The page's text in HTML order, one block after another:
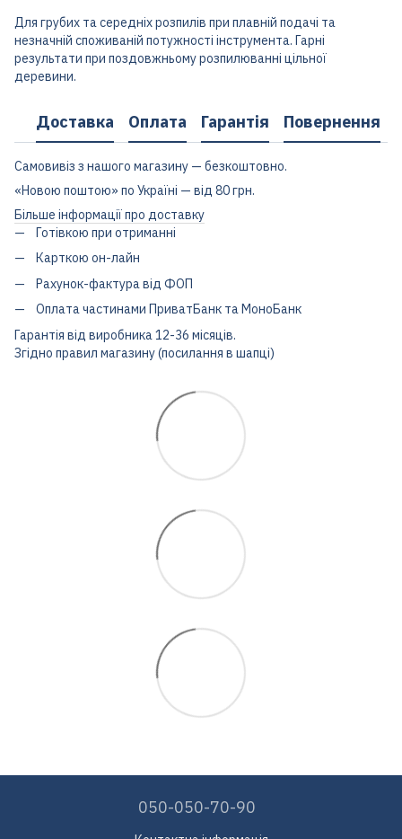
Для грубих та середніх розпилів при плавній подачі та
незначній споживаній потужності інструмента. Гарні
результати при поздовжньому розпилюванні цільної
деревини.
Доставка Оплата Гарантія Повернення
Самовивіз з нашого магазину — безкоштовно.
«Новою поштою» по Україні — від 80 грн.
Більше інформації про доставку
Готівкою при отриманні
Карткою он-лайн
Рахунок-фактура від ФОП
Оплата частинами ПриватБанк та МоноБанк
Гарантія від виробника 12-36 місяців.
Згідно правил магазину (посилання в шапці)
050-050-70-90